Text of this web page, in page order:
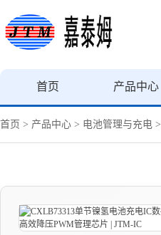
首页 产品中心
首页 > 产品中心 > 电池管理与充电 >